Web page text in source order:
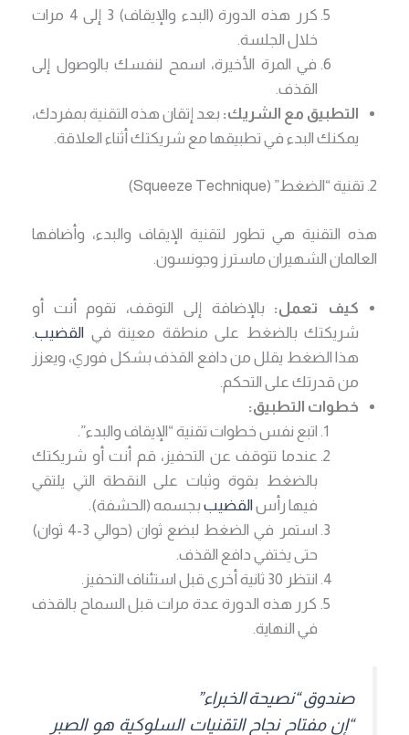
كرر هذه الدورة (البدء والإيقاف) 3 إلى 4 مرات
خلال الجلسة.
في المرة الأخيرة، اسمح لنفسك بالوصول إلى
القذف.
التطبيق مع الشريك: بعد إتقان هذه التقنية بمفردك،
يمكنك البدء في تطبيقها مع شريكتك أثناء العلاقة.
2. تقنية “الضغط” (Squeeze Technique)
هذه التقنية هي تطور لتقنية الإيقاف والبدء، وأضافها
العالمان الشهيران ماسترز وجونسون.
كيف تعمل: بالإضافة إلى التوقف، تقوم أنت أو
شريكتك بالضغط على منطقة معينة في القضيب.
هذا الضغط يقلل من دافع القذف بشكل فوري، ويعزز
من قدرتك على التحكم.
خطوات التطبيق:
اتبع نفس خطوات تقنية “الإيقاف والبدء”.
عندما تتوقف عن التحفيز، قم أنت أو شريكتك
بالضغط بقوة وثبات على النقطة التي يلتقي
فيها رأسالقضيب بجسمه (الحشفة).
استمر في الضغط لبضع ثوان (حوالي 3-4 ثوان)
حتى يختفي دافع القذف.
انتظر 30 ثانية أخرى قبل استئناف التحفيز.
كرر هذه الدورة عدة مرات قبل السماح بالقذف
في النهاية.
صندوق “نصيحة الخبراء”
“إن مفتاح نجاح التقنيات السلوكية هو الصبر